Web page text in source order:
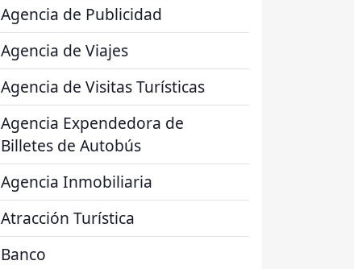
Agencia de Publicidad
Agencia de Viajes
Agencia de Visitas Turísticas
Agencia Expendedora de
Billetes de Autobús
Agencia Inmobiliaria
Atracción Turística
Banco